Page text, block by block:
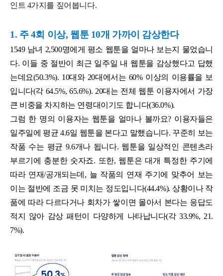
인트 4가지를 짚어봅니다.
1. 주 4회 이상, 웹툰 10개 가까이 감상한다
1549 남녀 2,500명에게 평소 웹툰을 얼마나 보는지 물었습니
다. 이들 중 절반이 최근 일주일 내 웹툰을 감상했다고 답했
는데요(50.3%). 10대와 20대에서는 60% 이상의 이용률을 보
입니다(각 64.5%, 65.6%). 20대는 전체 웹툰 이용자에서 가장
큰 비중을 차지하는 연령대이기도 합니다(36.0%).
그럼 한 명의 이용자는 웹툰을 얼마나 볼까요? 이용자들은
일주일에 평균 4.6일 웹툰을 본다고 말했습니다. 꾸준히 보는
작품 수는 평균 9.6개나 됩니다. 웹툰을 일상적인 콘텐츠라
부르기에 충분한 숫자죠. 또한, 웹툰은 대개 특정한 주기에
따라 연재/공개되는데, 늘 작품의 연재 주기에 맞추어 보는
이는 절반에 조금 못 미치는 정도입니다(44.4%). 상황이나 작
품에 따라 다르다거나 회차가 쌓이면 몰아서 본다는 응답도
적지 않아 감상 패턴이 다양하게 나타납니다(각 33.9%, 21.
7%).